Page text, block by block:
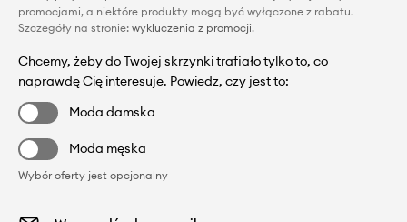
promocjami, a niektóre produkty mogą być wyłączone z rabatu.
Szczegóły na stronie: wykluczenia z promocji.
Chcemy, żeby do Twojej skrzynki trafiało tylko to, co
naprawdę Cię interesuje. Powiedz, czy jest to:
Moda damska
Moda męska
Wybór oferty jest opcjonalny